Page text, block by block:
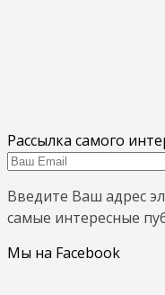
Рассылка самого
Введите Ваш адрес
самые интересные
Мы на Facebook